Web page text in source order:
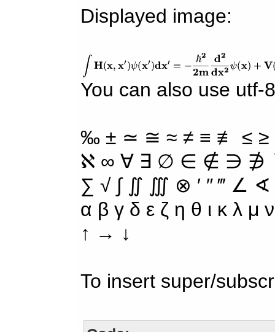
Displayed image:
You can also use utf-
‰ ± ≃ ≅ ≈ ≠ ≡ ≢ ≤
ℵ ∞ ∀ ∃ ∅ ∈ ∉ ∋ ∌
∑ √ ∫ ∬ ∭ ⊗ ′ ″ ‴ ∠
α β γ δ ε ζ η θ ι κ λ
↑ → ↓
To insert super/